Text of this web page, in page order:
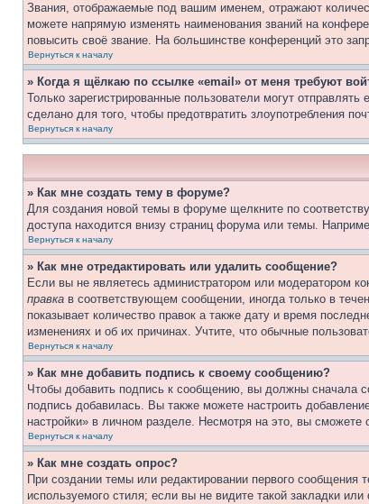
Звания, отображаемые под вашим именем, отражают
можете напрямую изменять наименования званий на
повысить своё звание. На большинстве конференций это
Вернуться к началу
» Когда я щёлкаю по ссылке «email» от меня требуют
Только зарегистрированные пользователи могут
сделано для того, чтобы предотвратить злоупотребления
Вернуться к началу
» Как мне создать тему в форуме?
Для создания новой темы в форуме щелкните по
доступа находится внизу страниц форума или темы.
Вернуться к началу
» Как мне отредактировать или удалить сообщение?
Если вы не являетесь администратором или модератором
правка в соответствующем сообщении, иногда только в
показывает количество правок а также дату и время
изменениях и об их причинах. Учтите, что обычные
Вернуться к началу
» Как мне добавить подпись к своему сообщению?
Чтобы добавить подпись к сообщению, вы должны сначала
подпись добавилась. Вы также можете настроить
настройки» в личном разделе. Несмотря на это, вы
Вернуться к началу
» Как мне создать опрос?
При создании темы или редактировании первого
используемого стиля; если вы не видите такой закладки